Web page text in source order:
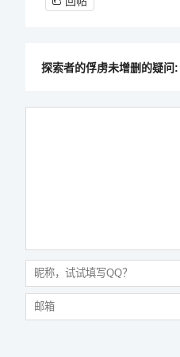
探索者的俘虏未增删的疑问